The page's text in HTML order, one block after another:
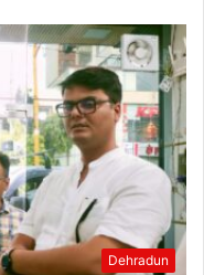
Dehradun